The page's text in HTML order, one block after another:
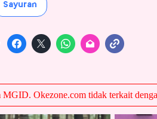
Sayuran